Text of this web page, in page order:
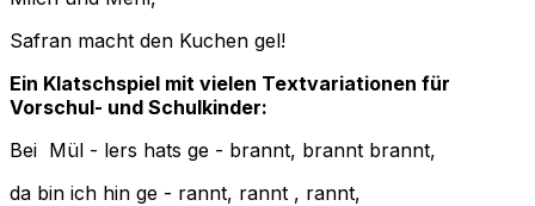
Safran macht den Kuchen gel!
Ein Klatschspiel mit vielen Textvariationen für
Vorschul- und Schulkinder:
Bei Mül - lers hats ge - brannt, brannt brannt,
da bin ich hin ge - rannt, rannt , rannt,